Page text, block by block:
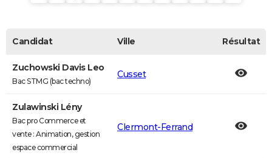
Candidat Ville Résultat
Zuchowski Davis Leo
Bac STMG (bac techno)
Cusset
Zulawinski Lény
Bac pro Commerce et
vente : Animation, gestion
espace commercial
Clermont-Ferrand